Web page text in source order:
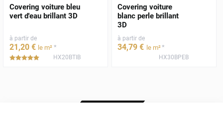
Covering voiture bleu
vert d'eau brillant 3D
à partir de
21,20 € le m² *
*****HX20BTIB
Covering voiture
blanc perle brillant
3D
à partir de
34,79 € le m²*
HX30BPEB